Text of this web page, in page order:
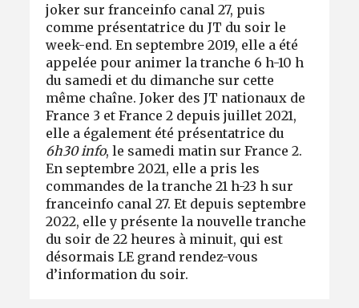
joker sur franceinfo canal 27, puis
comme présentatrice du JT du soir le
week-end. En septembre 2019, elle a été
appelée pour animer la tranche 6 h-10 h
du samedi et du dimanche sur cette
même chaîne. Joker des JT nationaux de
France 3 et France 2 depuis juillet 2021,
elle a également été présentatrice du
6h30 info, le samedi matin sur France 2.
En septembre 2021, elle a pris les
commandes de la tranche 21 h-23 h sur
franceinfo canal 27. Et depuis septembre
2022, elle y présente la nouvelle tranche
du soir de 22 heures à minuit, qui est
désormais LE grand rendez-vous
d’information du soir.